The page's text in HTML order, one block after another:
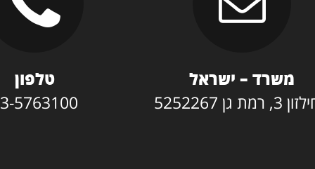
משרד – ישראל
גן 5252267
טלפון
5763100